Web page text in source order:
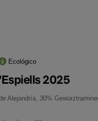
Ecológico
2025
Alejandría, 30%